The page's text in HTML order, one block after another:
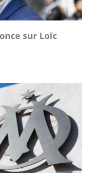
sur Loïc